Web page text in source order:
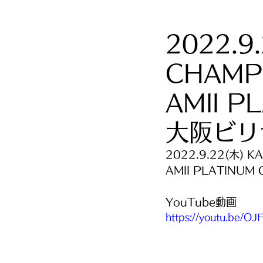
AMII
大阪ビ
2022.9.22(木)
AMII PLATINUM
YouTube動画
https://youtu.be/